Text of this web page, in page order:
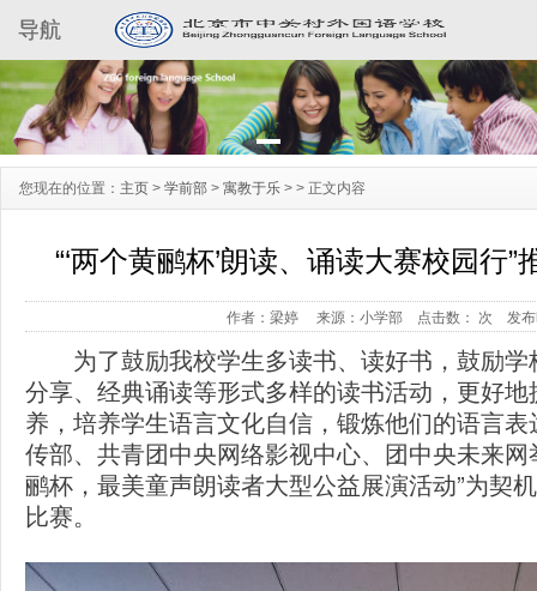
导航
您现在的位置： 主页 > 学前部 > 寓教于乐 > > 正文内容
“‘两个黄鹂杯’朗读、诵读大赛校园行
作者：梁婷 来源：小学部 点击数： 次 发
为了鼓励我校学生多读书、读好书，鼓励
分享、经典诵读等形式多样的读书活动，更好
养，培养学生语言文化自信，锻炼他们的语言
传部、共青团中央网络影视中心、团中央未来
鹂杯，最美童声朗读者大型公益展演活动”为契
比赛。